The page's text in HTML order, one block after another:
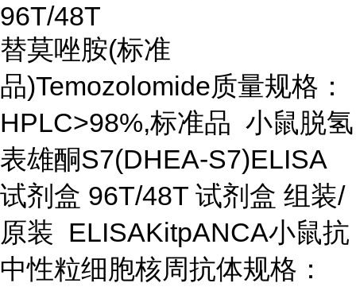
96T/48T
替莫唑胺(标准
品)Temozolomide质量规格：
HPLC>98%,标准品 小鼠脱氢
表雄酮S7(DHEA-S7)ELISA
试剂盒 96T/48T 试剂盒 组装/
原装 ELISAKitpANCA小鼠抗
中性粒细胞核周抗体规格：